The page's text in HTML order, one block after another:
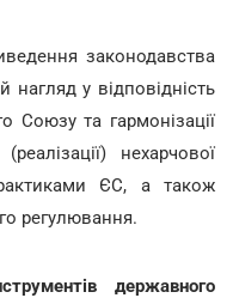
законодавства
у відповідність
Союзу та гармонізації
нехарчової
ЄС, а також
регулювання.
державного